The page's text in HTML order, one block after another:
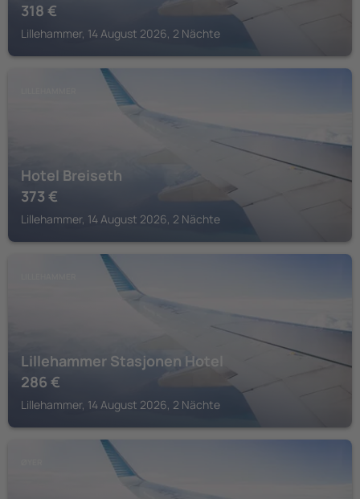
318 €
Lillehammer, 14 August 2026, 2 Nächte
Hotel Breiseth
373 €
Lillehammer, 14 August 2026, 2 Nächte
Lillehammer Stasjonen Hotel
286 €
Lillehammer, 14 August 2026, 2 Nächte